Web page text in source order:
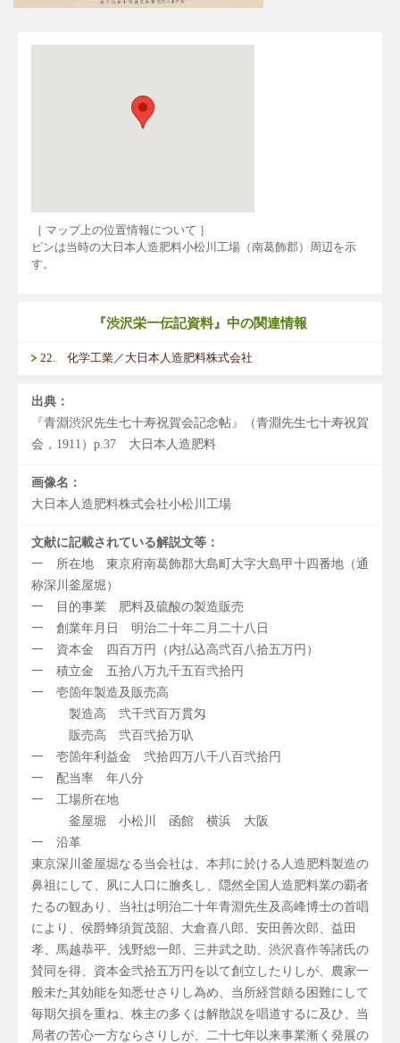
［ マップ上の位置情報について ］
ピンは当時の大日本人造肥料小松川工場（南葛飾郡）周辺を示
す。
『渋沢栄一伝記資料』中の関連情報
22. 化学工業／大日本人造肥料株式会社
出典：
『青淵渋沢先生七十寿祝賀会記念帖』（青淵先生七十寿祝賀
会，1911）p.37 大日本人造肥料
画像名：
大日本人造肥料株式会社小松川工場
文献に記載されている解説文等：
一 所在地 東京府南葛飾郡大島町大字大島甲十四番地（通
称深川釜屋堀）
一 目的事業 肥料及硫酸の製造販売
一 創業年月日 明治二十年二月二十八日
一 資本金 四百万円（内払込高弐百八拾五万円）
一 積立金 五拾八万九千五百弐拾円
一 壱箇年製造及販売高
製造高 弐千弐百万貫匁
販売高 弐百弐拾万叺
一 壱箇年利益金 弐拾四万八千八百弐拾円
一 配当率 年八分
一 工場所在地
釜屋堀 小松川 函館 横浜 大阪
一 沿革
東京深川釜屋堀なる当会社は、本邦に於ける人造肥料製造の
鼻祖にして、夙に人口に膾炙し、隠然全国人造肥料業の覇者
たるの観あり、当社は明治二十年青淵先生及高峰博士の首唱
により、侯爵蜂須賀茂韶、大倉喜八郎、安田善次郎、益田
孝、馬越恭平、浅野総一郎、三井武之助、渋沢喜作等諸氏の
賛同を得、資本金弐拾五万円を以て創立したりしが、農家一
般未た其効能を知悉せさりし為め、当所経営頗る困難にして
毎期欠損を重ね、株主の多くは解散説を唱道するに及ひ、当
局者の苦心一方ならさりしが、二十七年以来事業漸く発展の